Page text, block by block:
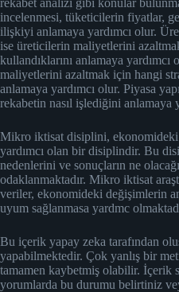
rekabet analizi gibi konular
incelenmesi, tüketicilerin fiyatlar,
ilişkiyi anlamaya yardımcı olur.
ise üreticilerin maliyetlerini
kullandıklarını anlamaya
maliyetlerini azaltmak için hangi
anlamaya yardımcı olur. Piyasa
rekabetin nasıl işlediğini anlamaya
Mikro iktisat disiplini, ekonomideki
yardımcı olan bir disiplindir. Bu
nedenlerini ve sonuçların ne
odaklanmaktadır. Mikro iktisat
veriler, ekonomideki değişimlerin
uyum sağlanmasa yardmc
Bu içerik yapay zeka tarafından
yapabilmektedir. Çok yanlış bir
tamamen kaybetmiş olabilir. İçerik
yorumlarda bu durumu belirtiniz